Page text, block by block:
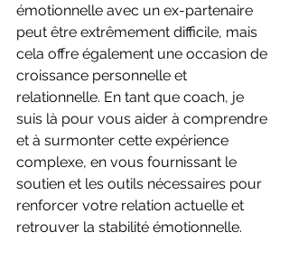
émotionnelle avec un ex-partenaire
peut être extrêmement difficile, mais
cela offre également une occasion de
croissance personnelle et
relationnelle. En tant que coach, je
suis là pour vous aider à comprendre
et à surmonter cette expérience
complexe, en vous fournissant le
soutien et les outils nécessaires pour
renforcer votre relation actuelle et
retrouver la stabilité émotionnelle.